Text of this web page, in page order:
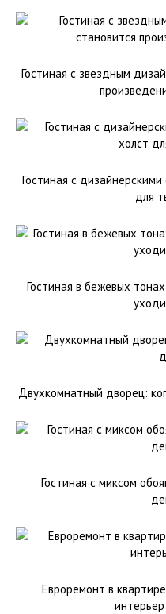
Гостиная с звездным
Гостиная с
для
Гостиная в бежевых
Двухкомнатный дворец:
Гостиная с миксом
Евроремонт в